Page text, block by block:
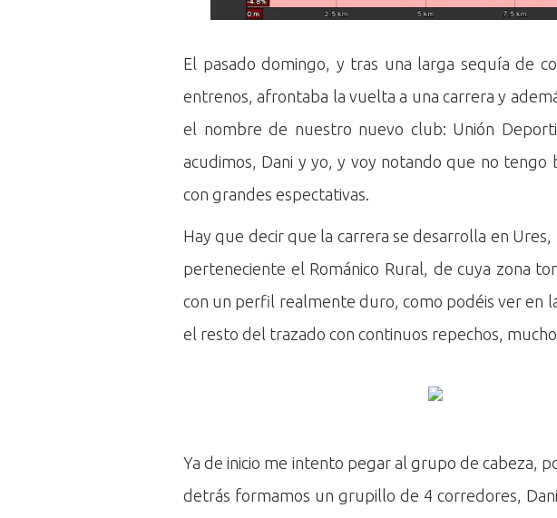
El pasado domingo, y tras una larga sequía de
entrenos, afrontaba la vuelta a una carrera y
el nombre de nuestro nuevo club: Unión
acudimos, Dani y yo, y voy notando que no tengo
con grandes espectativas.
Hay que decir que la carrera se desarrolla en
perteneciente el Románico Rural, de cuya zona
con un perfil realmente duro, como podéis ver en
el resto del trazado con continuos repechos,
Ya de inicio me intento pegar al grupo de cabeza,
detrás formamos un grupillo de 4 corredores,